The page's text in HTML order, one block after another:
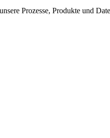
Prozesse, Produkte und